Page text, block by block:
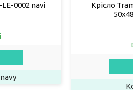
0002 navi
Крісло